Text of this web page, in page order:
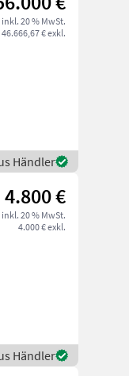
inkl. 20 % MwSt.
46.666,67 € exkl.
Händler
4.800 €
inkl. 20 % MwSt.
4.000 € exkl.
Händler